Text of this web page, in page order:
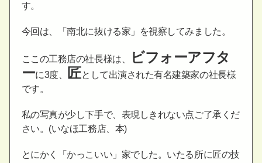
す。
今回は、「南北に抜ける家」を視察してみました。
ここの工務店の社長様は、
ビフォーアフタ
ーに3度、 匠として出演された有名建築家の社長様
です。
私の写真が少し下手で、表現しきれない点ご了承くだ
さい。(いなほ工務店、本)
とにかく「かっこいい」家でした。いたる所に匠の技